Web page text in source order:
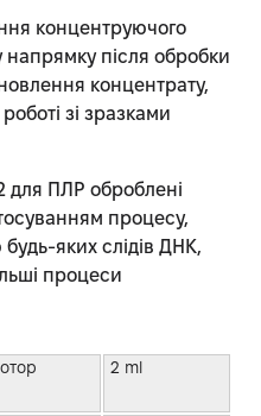
концентруючого
після обробки
концентрату,
зі зразками
для ПЛР оброблені
процесу,
яких слідів ДНК,
процеси
2 ml